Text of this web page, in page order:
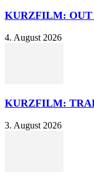
KURZFILM:
4. August 2026
KURZFILM:
3. August 2026